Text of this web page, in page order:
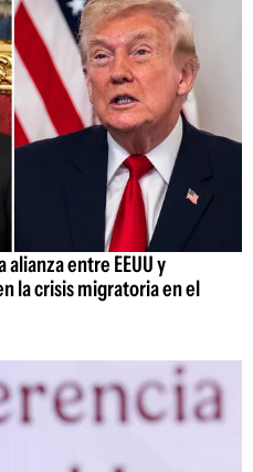
entre EEUU y
la crisis migratoria en el